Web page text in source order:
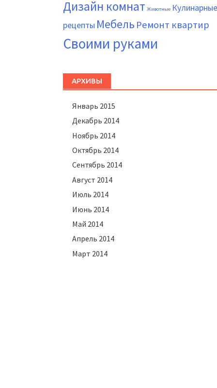
Дизайн комнат Животные Кулинарные
рецепты Мебель Ремонт квартир
Своими руками
АРХИВЫ
Январь 2015
Декабрь 2014
Ноябрь 2014
Октябрь 2014
Сентябрь 2014
Август 2014
Июль 2014
Июнь 2014
Май 2014
Апрель 2014
Март 2014